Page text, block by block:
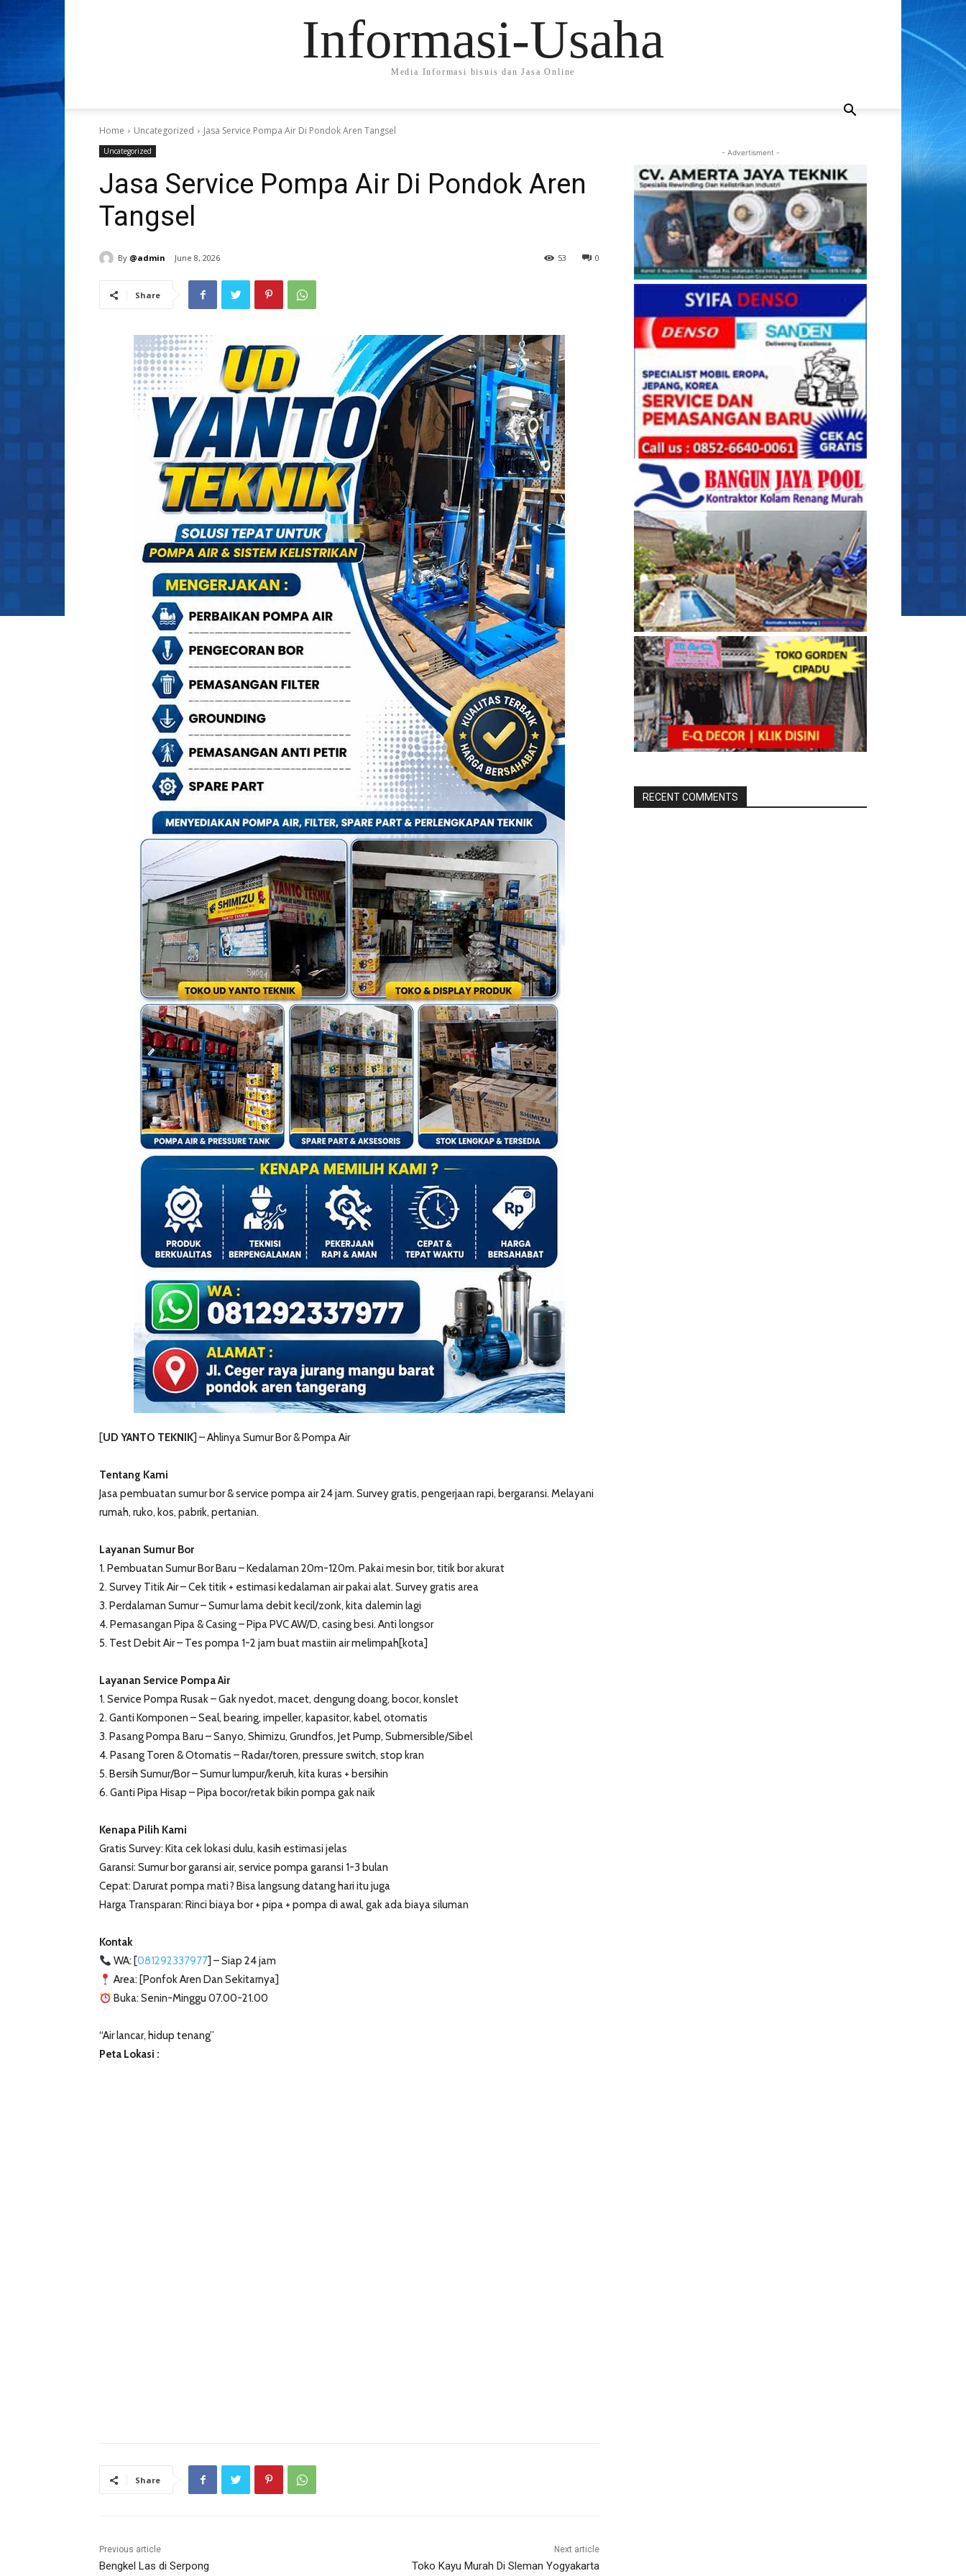
Informasi-Usaha
Media Informasi bisnis dan Jasa Online
Home Uncategorized Jasa Service Pompa Air Di Pondok Aren Tangsel
Uncategorized
Jasa Service Pompa Air Di Pondok Aren
Tangsel
By @admin June 8, 2026 0
53
Share
[UD YANTO TEKNIK] – Ahlinya Sumur Bor & Pompa Air
Tentang Kami
Jasa pembuatan sumur bor & service pompa air 24 jam. Survey gratis, pengerjaan rapi, bergaransi. Melayani
rumah, ruko, kos, pabrik, pertanian.
Layanan Sumur Bor
1. Pembuatan Sumur Bor Baru – Kedalaman 20m-120m. Pakai mesin bor, titik bor akurat
2. Survey Titik Air – Cek titik + estimasi kedalaman air pakai alat. Survey gratis area
3. Perdalaman Sumur – Sumur lama debit kecil/zonk, kita dalemin lagi
4. Pemasangan Pipa & Casing – Pipa PVC AW/D, casing besi. Anti longsor
5. Test Debit Air – Tes pompa 1-2 jam buat mastiin air melimpah[kota]
Layanan Service Pompa Air
1. Service Pompa Rusak – Gak nyedot, macet, dengung doang, bocor, konslet
2. Ganti Komponen – Seal, bearing, impeller, kapasitor, kabel, otomatis
3. Pasang Pompa Baru – Sanyo, Shimizu, Grundfos, Jet Pump, Submersible/Sibel
4. Pasang Toren & Otomatis – Radar/toren, pressure switch, stop kran
5. Bersih Sumur/Bor – Sumur lumpur/keruh, kita kuras + bersihin
6. Ganti Pipa Hisap – Pipa bocor/retak bikin pompa gak naik
Kenapa Pilih Kami
Gratis Survey: Kita cek lokasi dulu, kasih estimasi jelas
Garansi: Sumur bor garansi air, service pompa garansi 1-3 bulan
Cepat: Darurat pompa mati? Bisa langsung datang hari itu juga
Harga Transparan: Rinci biaya bor + pipa + pompa di awal, gak ada biaya siluman
Kontak
WA: [081292337977] – Siap 24 jam
Area: [Ponfok Aren Dan Sekitarnya]
Buka: Senin-Minggu 07.00-21.00
“Air lancar, hidup tenang”
Peta Lokasi :
Share
Previous article
Bengkel Las di Serpong
Next article
Toko Kayu Murah Di Sleman Yogyakarta
- Advertisment -
RECENT COMMENTS